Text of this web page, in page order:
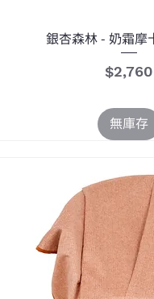
銀杏森林 - 奶霜摩
價格
$2,760
無庫存